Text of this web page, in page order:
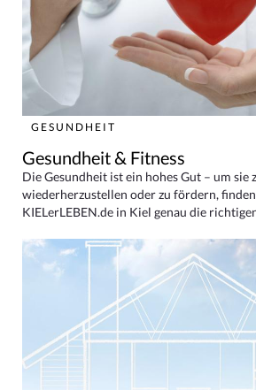
GESUNDHEIT
Gesundheit & Fitness
Die Gesundheit ist ein hohes Gut – um sie
wiederherzustellen oder zu fördern,
KIELerLEBEN.de in Kiel genau die